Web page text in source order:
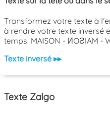
Transformez votre texte à
à rendre votre texte inversé
temps! MAISON - ИOƧIAM -
Texte inversé ▸▸
Texte Zalgo